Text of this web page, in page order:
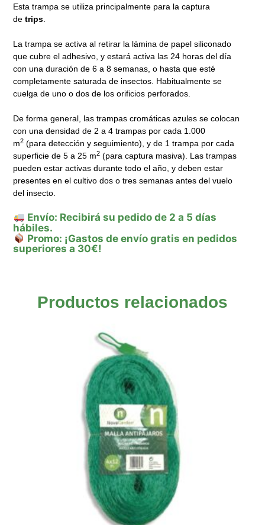
Esta trampa se utiliza principalmente para la captura
de trips.
La trampa se activa al retirar la lámina de papel siliconado
que cubre el adhesivo, y estará activa las 24 horas del día
con una duración de 6 a 8 semanas, o hasta que esté
completamente saturada de insectos. Habitualmente se
cuelga de uno o dos de los orificios perforados.
De forma general, las trampas cromáticas azules se colocan
con una densidad de 2 a 4 trampas por cada 1.000
m2 (para detección y seguimiento), y de 1 trampa por cada
superficie de 5 a 25 m2 (para captura masiva). Las trampas
pueden estar activas durante todo el año, y deben estar
presentes en el cultivo dos o tres semanas antes del vuelo
del insecto.
Envío: Recibirá su pedido de 2 a 5 días
hábiles.
Promo: ¡Gastos de envío gratis en pedidos
superiores a 30€!
Productos relacionados